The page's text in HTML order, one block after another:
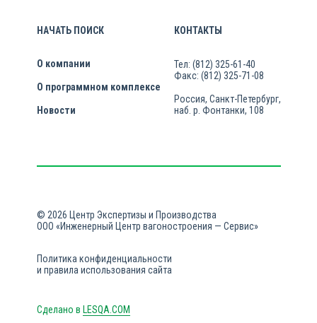
НАЧАТЬ ПОИСК
О компании
О программном комплексе
Новости
КОНТАКТЫ
Тел: (812) 325-61-40
Факс: (812) 325-71-08
Россия, Санкт-Петербург,
наб. р. Фонтанки, 108
© 2026 Центр Экспертизы и Производства
ООО «Инженерный Центр вагоностроения — Сервис»
Политика конфиденциальности
и правила использования сайта
Сделано в LESQA.COM